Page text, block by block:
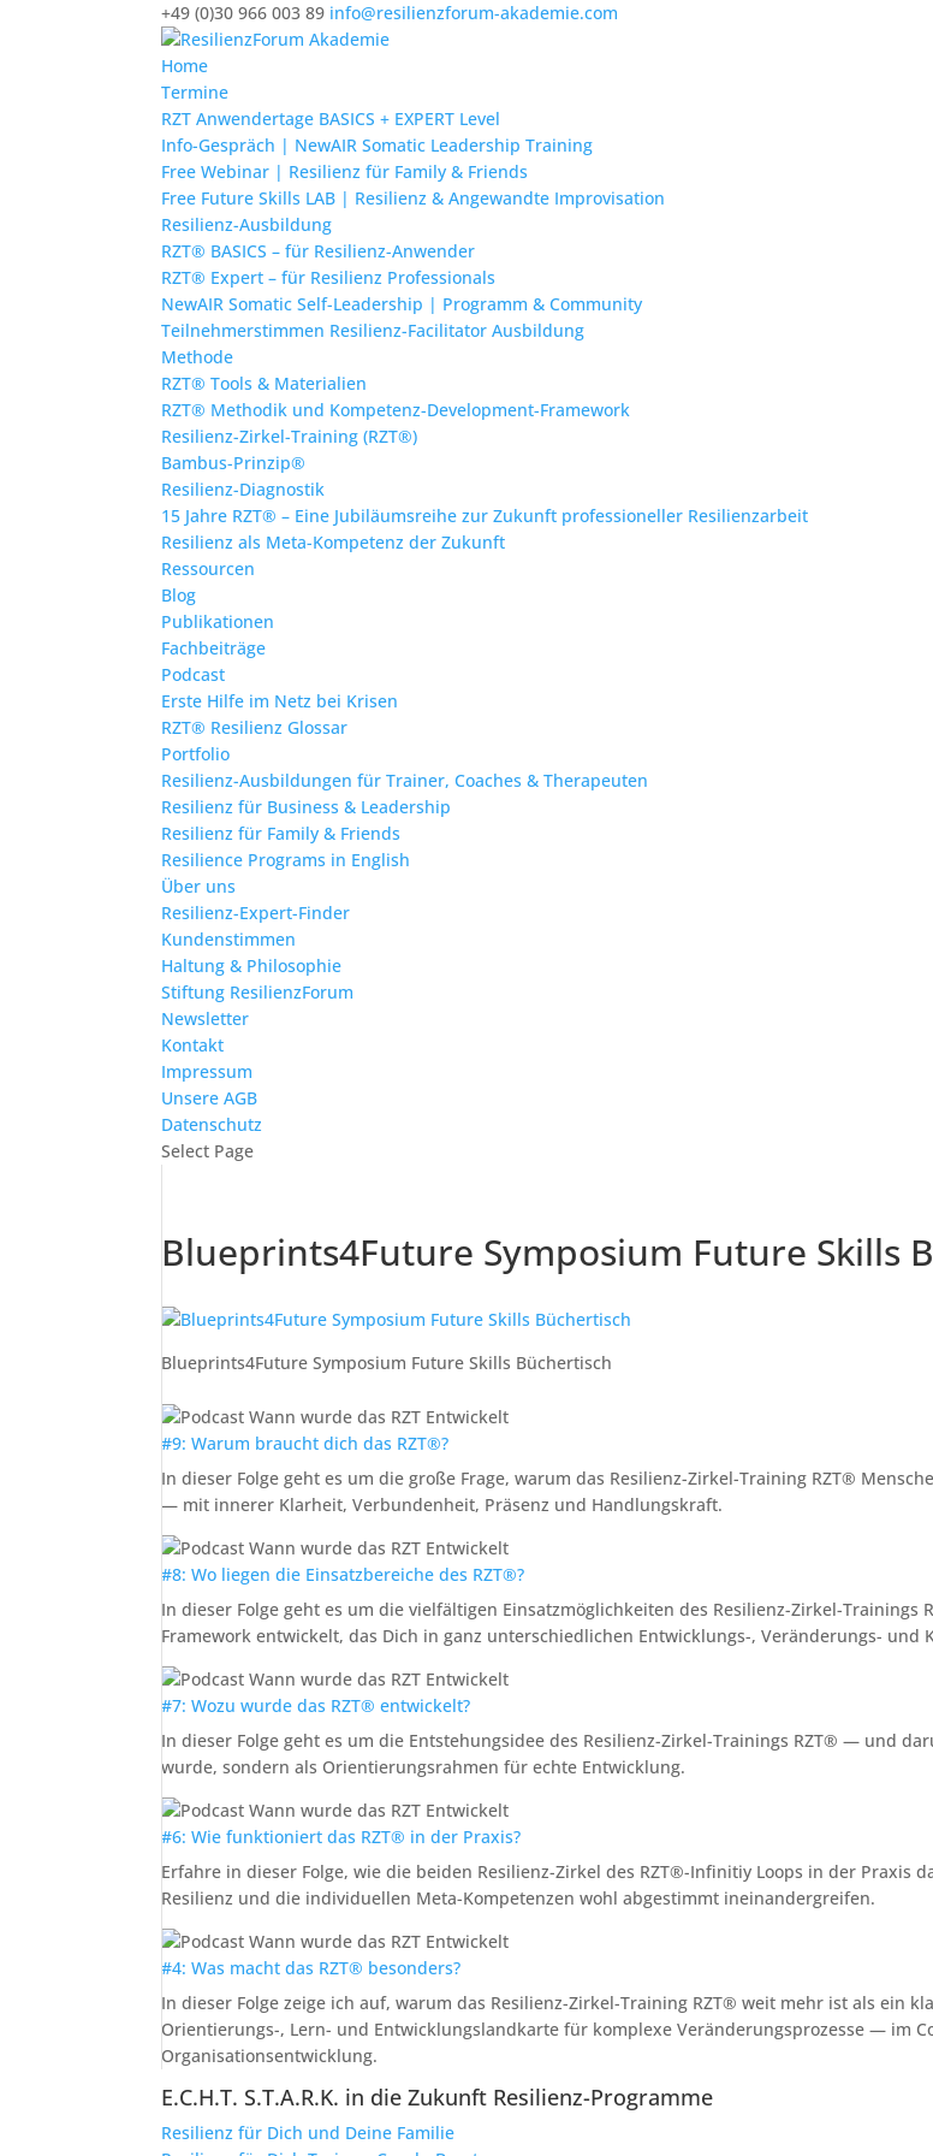
+49 (0)30 966 003 89 info@resilienzforum-akademie.com
Home
Termine
RZT Anwendertage BASICS + EXPERT Level
Info-Gespräch | NewAIR Somatic Leadership Training
Free Webinar | Resilienz für Family & Friends
Free Future Skills LAB | Resilienz & Angewandte Improvisation
Resilienz-Ausbildung
RZT® BASICS – für Resilienz-Anwender
RZT® Expert – für Resilienz Professionals
NewAIR Somatic Self-Leadership | Programm & Community
Teilnehmerstimmen Resilienz-Facilitator Ausbildung
Methode
RZT® Tools & Materialien
RZT® Methodik und Kompetenz-Development-Framework
Resilienz-Zirkel-Training (RZT®)
Bambus-Prinzip®
Resilienz-Diagnostik
15 Jahre RZT® – Eine Jubiläumsreihe zur Zukunft professioneller Resilienzarbeit
Resilienz als Meta-Kompetenz der Zukunft
Ressourcen
Blog
Publikationen
Fachbeiträge
Podcast
Erste Hilfe im Netz bei Krisen
RZT® Resilienz Glossar
Portfolio
Resilienz-Ausbildungen für Trainer, Coaches & Therapeuten
Resilienz für Business & Leadership
Resilienz für Family & Friends
Resilience Programs in English
Über uns
Resilienz-Expert-Finder
Kundenstimmen
Haltung & Philosophie
Stiftung ResilienzForum
Newsletter
Kontakt
Impressum
Unsere AGB
Datenschutz
Select Page
Blueprints4Future Symposium Future Skills
Blueprints4Future Symposium Future Skills Büchertisch
#9: Warum braucht dich das RZT®?
In dieser Folge geht es um die große Frage, warum das Resilienz-Zirkel-Training RZT®
— mit innerer Klarheit, Verbundenheit, Präsenz und Handlungskraft.
#8: Wo liegen die Einsatzbereiche des RZT®?
In dieser Folge geht es um die vielfältigen Einsatzmöglichkeiten des Resilienz-Zirkel-Trainings
Framework entwickelt, das Dich in ganz unterschiedlichen Entwicklungs-, Veränderungs- und
#7: Wozu wurde das RZT® entwickelt?
In dieser Folge geht es um die Entstehungsidee des Resilienz-Zirkel-Trainings RZT® — und
wurde, sondern als Orientierungsrahmen für echte Entwicklung.
#6: Wie funktioniert das RZT® in der Praxis?
Erfahre in dieser Folge, wie die beiden Resilienz-Zirkel des RZT®-Infinitiy Loops in der Praxis
Resilienz und die individuellen Meta-Kompetenzen wohl abgestimmt ineinandergreifen.
#4: Was macht das RZT® besonders?
In dieser Folge zeige ich auf, warum das Resilienz-Zirkel-Training RZT® weit mehr ist als ein
Orientierungs-, Lern- und Entwicklungslandkarte für komplexe Veränderungsprozesse — im
Organisationsentwicklung.
E.C.H.T. S.T.A.R.K. in die Zukunft Resilienz-Programme
Resilienz für Dich und Deine Familie